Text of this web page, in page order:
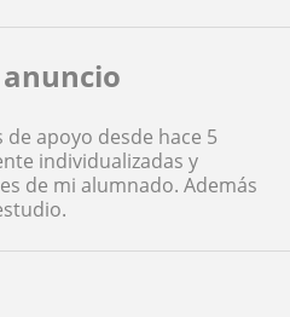
apoyo desde hace 5
individualizadas y
de mi alumnado. Además